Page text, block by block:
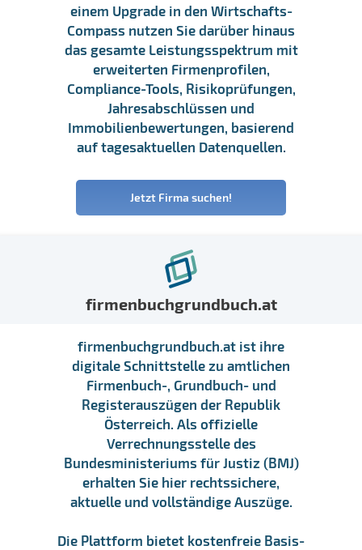
einem Upgrade in den Wirtschafts-
Compass nutzen Sie darüber hinaus
das gesamte Leistungsspektrum mit
erweiterten Firmenprofilen,
Compliance-Tools, Risikoprüfungen,
Jahresabschlüssen und
Immobilienbewertungen, basierend
auf tagesaktuellen Datenquellen.
Jetzt Firma suchen!
firmenbuchgrundbuch.at
firmenbuchgrundbuch.at ist ihre
digitale Schnittstelle zu amtlichen
Firmenbuch-, Grundbuch- und
Registerauszügen der Republik
Österreich. Als offizielle
Verrechnungsstelle des
Bundesministeriums für Justiz (BMJ)
erhalten Sie hier rechtssichere,
aktuelle und vollständige Auszüge.
Die Plattform bietet kostenfreie Basis-